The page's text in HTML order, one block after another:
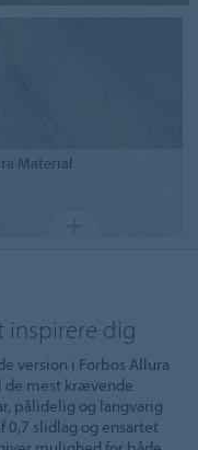
Material
inspirere dig
version i Forbos Allura
de mest krævende
pålidelig og langvarig
0,7 slidlag og ensartet